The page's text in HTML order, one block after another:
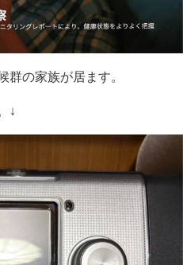
群の家族が居ます。
↓